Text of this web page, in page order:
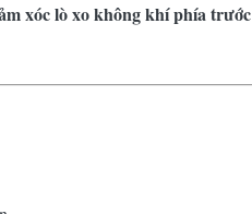
xóc lò xo không khí phía trước